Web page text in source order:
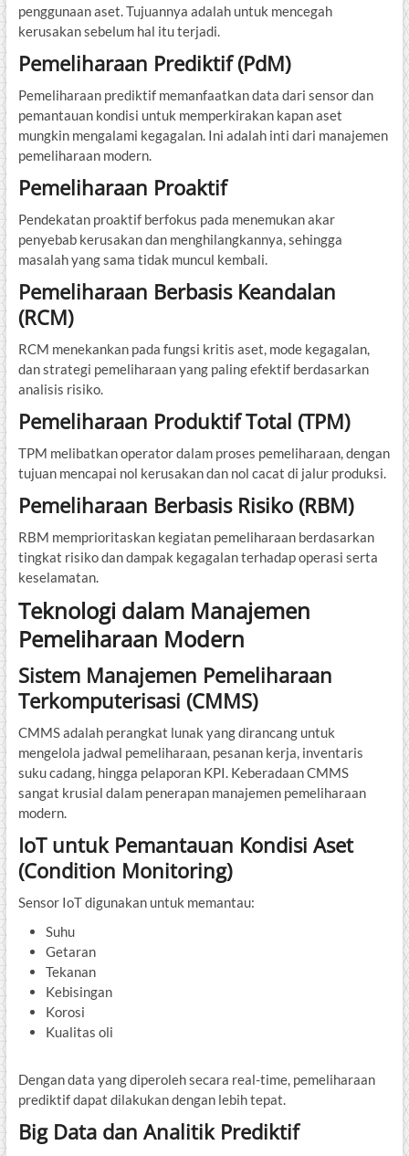
penggunaan aset. Tujuannya adalah untuk mencegah
kerusakan sebelum hal itu terjadi.
Pemeliharaan Prediktif (PdM)
Pemeliharaan prediktif memanfaatkan data dari sensor dan
pemantauan kondisi untuk memperkirakan kapan aset
mungkin mengalami kegagalan. Ini adalah inti dari manajemen
pemeliharaan modern.
Pemeliharaan Proaktif
Pendekatan proaktif berfokus pada menemukan akar
penyebab kerusakan dan menghilangkannya, sehingga
masalah yang sama tidak muncul kembali.
Pemeliharaan Berbasis Keandalan
(RCM)
RCM menekankan pada fungsi kritis aset, mode kegagalan,
dan strategi pemeliharaan yang paling efektif berdasarkan
analisis risiko.
Pemeliharaan Produktif Total (TPM)
TPM melibatkan operator dalam proses pemeliharaan, dengan
tujuan mencapai nol kerusakan dan nol cacat di jalur produksi.
Pemeliharaan Berbasis Risiko (RBM)
RBM memprioritaskan kegiatan pemeliharaan berdasarkan
tingkat risiko dan dampak kegagalan terhadap operasi serta
keselamatan.
Teknologi dalam Manajemen
Pemeliharaan Modern
Sistem Manajemen Pemeliharaan
Terkomputerisasi (CMMS)
CMMS adalah perangkat lunak yang dirancang untuk
mengelola jadwal pemeliharaan, pesanan kerja, inventaris
suku cadang, hingga pelaporan KPI. Keberadaan CMMS
sangat krusial dalam penerapan manajemen pemeliharaan
modern.
IoT untuk Pemantauan Kondisi Aset
(Condition Monitoring)
Sensor IoT digunakan untuk memantau:
Suhu
Getaran
Tekanan
Kebisingan
Korosi
Kualitas oli
Dengan data yang diperoleh secara real-time, pemeliharaan
prediktif dapat dilakukan dengan lebih tepat.
Big Data dan Analitik Prediktif